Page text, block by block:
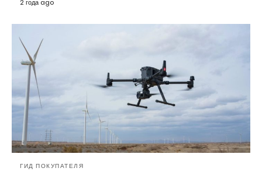
2 года ago
ГИД ПОКУПАТЕЛЯ